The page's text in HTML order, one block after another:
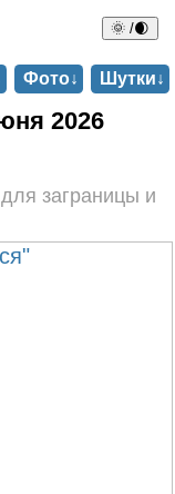
🌞 /🌒
Фото↓ Шутки↓
2026
заграницы и